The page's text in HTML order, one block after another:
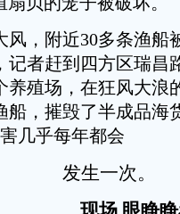
，附近30多条渔船
记者赶到四方区瑞昌
养殖场，在狂风大浪
船，摧毁了半成品海
几乎每年都会
发生一次。